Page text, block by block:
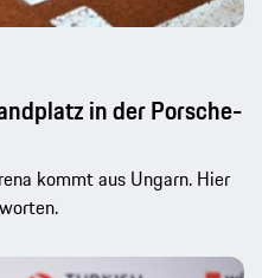
in der Porsche-
kommt aus Ungarn. Hier